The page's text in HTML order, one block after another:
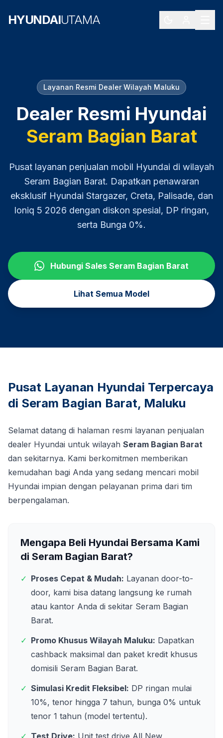
HYUNDAIUTAMA
Layanan Resmi Dealer Wilayah Maluku
Dealer Resmi Hyundai
Seram Bagian Barat
Pusat layanan penjualan mobil Hyundai di wilayah
Seram Bagian Barat. Dapatkan penawaran
eksklusif Hyundai Stargazer, Creta, Palisade, dan
Ioniq 5 2026 dengan diskon spesial, DP ringan,
serta Bunga 0%.
Hubungi Sales Seram Bagian Barat
Lihat Semua Model
Pusat Layanan Hyundai Terpercaya
di Seram Bagian Barat, Maluku
Selamat datang di halaman resmi layanan penjualan
dealer Hyundai untuk wilayah Seram Bagian Barat
dan sekitarnya. Kami berkomitmen memberikan
kemudahan bagi Anda yang sedang mencari mobil
Hyundai impian dengan pelayanan prima dari tim
berpengalaman.
Mengapa Beli Hyundai Bersama Kami
di Seram Bagian Barat?
✓ Proses Cepat & Mudah: Layanan door-to-
door, kami bisa datang langsung ke rumah
atau kantor Anda di sekitar Seram Bagian
Barat.
✓ Promo Khusus Wilayah Maluku: Dapatkan
cashback maksimal dan paket kredit khusus
domisili Seram Bagian Barat.
✓ Simulasi Kredit Fleksibel: DP ringan mulai
10%, tenor hingga 7 tahun, bunga 0% untuk
tenor 1 tahun (model tertentu).
✓ Test Drive: Unit test drive All New